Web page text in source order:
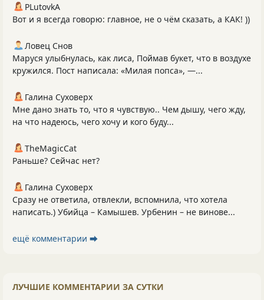
PLutоvkА
Вот и я всегда говорю: главное, не о чём сказать, а КАК! ))
Ловец Снов
Маруся улыбнулась, как лиса, Поймав букет, что в воздухе
кружился. Пост написала: «Милая попса», —...
Галина Суховерх
Мне дано знать то, что я чувствую.. Чем дышу, чего жду,
на что надеюсь, чего хочу и кого буду...
TheMagicCat
Раньше? Сейчас нет?
Галина Суховерх
Сразу не ответила, отвлекли, вспомнила, что хотела
написать.) Убийца – Камышев. Урбенин – не винове...
ещё комментарии ⮕
ЛУЧШИЕ КОММЕНТАРИИ ЗА СУТКИ